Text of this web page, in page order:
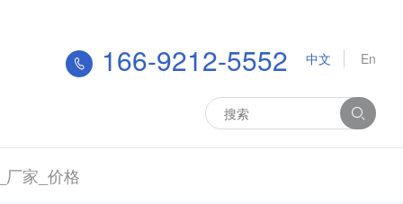
166-9212-5552 中文 En
家_价格